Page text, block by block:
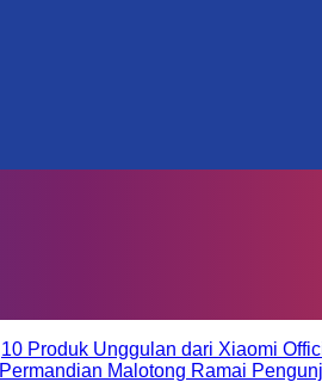
10 Produk Unggulan dari Xiaomi
Permandian Malotong Ramai